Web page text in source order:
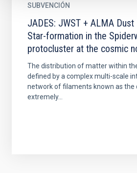
SUBVENCIÓN
JADES: JWST + ALMA Dust
Star-formation in the
protocluster at the cosmic
The distribution of matter within
defined by a complex multi-scale
network of filaments known as the
extremely...